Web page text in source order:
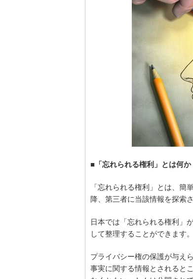
■「忘れられる権利」とは何か
「忘れられる権利」とは、簡
降、第三者に当該情報を探索
日本では「忘れられる権利」
して整理することができます。
プライバシー権の保護が与え
事実に関する情報とされると